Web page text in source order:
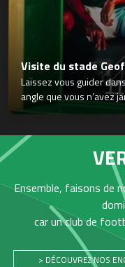
Visite du stade
Laissez vous guider
angle que vous n’avez
Ensemble, faisons de
car un club de
> DÉCOUVREZ NOS